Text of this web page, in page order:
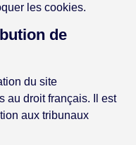
les cookies.
de
du site
au droit français. Il est
aux tribunaux